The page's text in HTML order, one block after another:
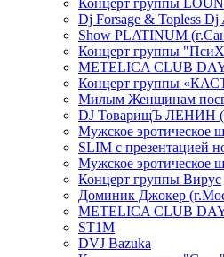
Концерт группы
Dj Forsage & Topless
Show PLATINUM
Концерт группы
METELICA CLUB
Концерт группы
Милым Женщинам
DJ ТоварищЪ ЛЕНИН
Мужское эротическое
SLIM с презентацией
Мужское эротическое
Концерт группы Вирус
Доминик Джокер
METELICA CLUB
ST1M
DVJ Bazuka